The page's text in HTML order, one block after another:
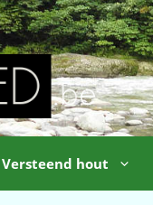
Versteend hout